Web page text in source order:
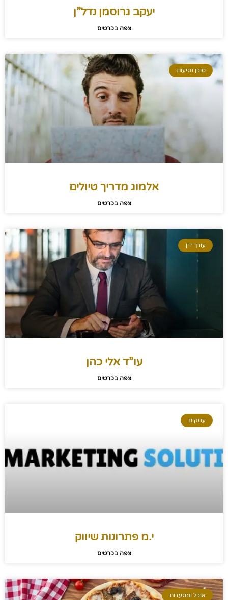
יעקב גרוסמן נדל”ן
צפה בכרטיס
סוכן נסיעות
אלמוג מדריך טיולים
צפה בכרטיס
עורך דין
עו”ד אלי כהן
צפה בכרטיס
עסקים
י.מ פתרונות שיווק
צפה בכרטיס
אוכל ומסעדות